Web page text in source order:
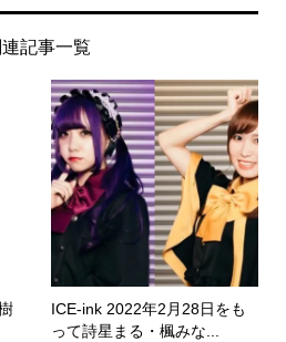
記事一覧
ICE-ink 2022年2月28日をも
って詩星まる・楓みな...